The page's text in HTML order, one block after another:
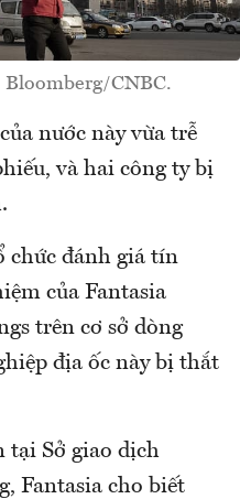
CNBC.
nước này vừa trễ
và hai công ty bị
chức đánh giá tín
của Fantasia
trên cơ sở dòng
địa ốc này bị thắt
tại Sở giao dịch
Fantasia cho biết